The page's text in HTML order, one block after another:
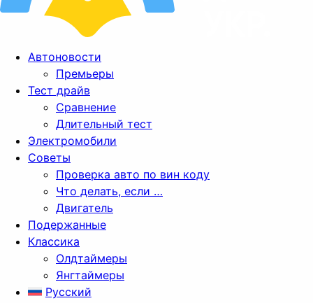
Автоновости
Премьеры
Тест драйв
Сравнение
Длительный тест
Электромобили
Советы
Проверка авто по вин коду
Что делать, если …
Двигатель
Подержанные
Классика
Олдтаймеры
Янгтаймеры
Русский